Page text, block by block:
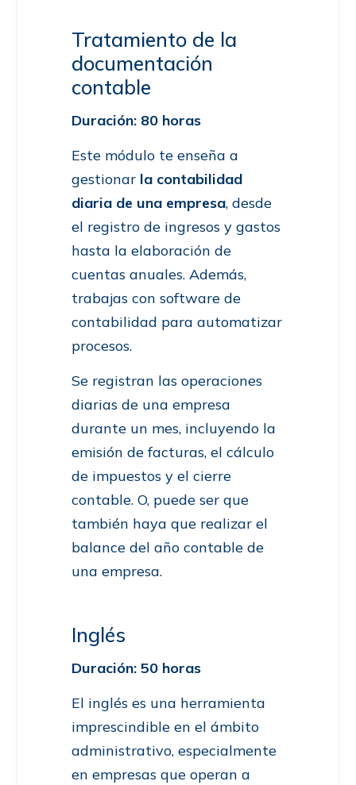
Tratamiento de la
documentación
contable
Duración: 80 horas
Este módulo te enseña a
gestionar la contabilidad
diaria de una empresa, desde
el registro de ingresos y gastos
hasta la elaboración de
cuentas anuales. Además,
trabajas con software de
contabilidad para automatizar
procesos.
Se registran las operaciones
diarias de una empresa
durante un mes, incluyendo la
emisión de facturas, el cálculo
de impuestos y el cierre
contable. O, puede ser que
también haya que realizar el
balance del año contable de
una empresa.
Inglés
Duración: 50 horas
El inglés es una herramienta
imprescindible en el ámbito
administrativo, especialmente
en empresas que operan a